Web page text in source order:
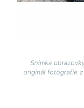
Snímka
originál fotografie